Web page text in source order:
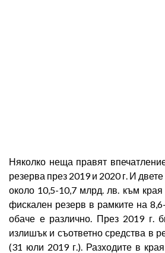
Няколко неща правят
резерва през 2019 и 2020 г. И
около 10,5-10,7 млрд. лв. към
фискален резерв в рамките на
обаче е различно. През 2019 г.
излишък и съответно средства в
(31 юли 2019 г.). Разходите в